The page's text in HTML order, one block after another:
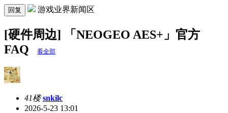
回复 游戏业界新闻区
[硬件周边] 「NEOGEO AES+」官方
FAQ
看全部
41楼 snkilc
2026-5-23 13:01